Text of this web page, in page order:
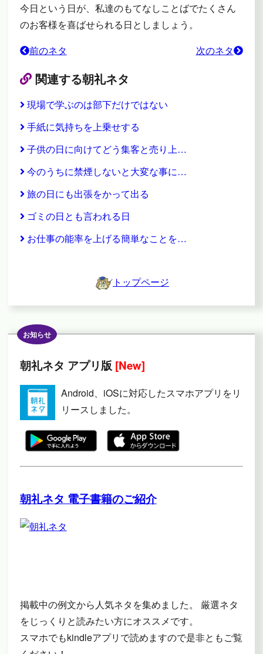
今日という日が、私達のもてなしことばでたくさん
のお客様を喜ばせられる日としましょう。
前のネタ
次のネタ
関連する朝礼ネタ
現場で学ぶのは部下だけではない
手紙に気持ちを上乗せする
子供の日に向けてどう集客と売り上…
今のうちに禁煙しないと大変な事に…
旅の日にも出張をかって出る
ゴミの日とも言われる日
お仕事の能率を上げる簡単なことを…
トップページ
お知らせ
朝礼ネタ アプリ版 [New]
Android、iOSに対応したスマホアプリをリ
リースしました。
朝礼ネタ 電子書籍のご紹介
掲載中の例文から人気ネタを集めました。 厳選ネタ
をじっくりと読みたい方にオススメです。
スマホでもkindleアプリで読めますので是非ともご覧